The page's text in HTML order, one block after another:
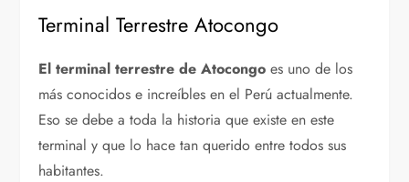
Terminal Terrestre Atocongo
El terminal terrestre de Atocongo es uno de los
más conocidos e increíbles en el Perú actualmente.
Eso se debe a toda la historia que existe en este
terminal y que lo hace tan querido entre todos sus
habitantes.